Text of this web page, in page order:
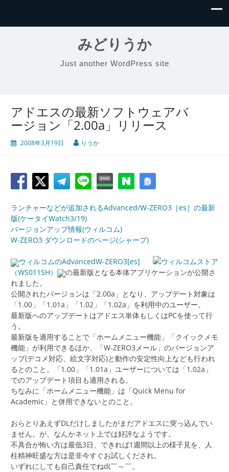
みどりうか
Just another WordPress site
アドエスの最新ソフトウェアバ
ージョン「2.00a」リリース
2008年3月19日 りうか
ランチャーなどが追加されるAdvanced/W-ZERO3［es］の最新
版(ケータイWatch3/19)
バージョンアップ情報(ウィルコム)
W-ZERO3 ダウンロードのページ(シャープ)
ウィルコムのAdvancedW-ZERO3[es]
（WS011SH）
の最新版となる本体アプリケーションが公開さ
れました。
公開されたバージョンは「2.00a」となり、アップデート対象は
「1.00」「1.01a」「1.02」「1.02a」を利用中のユーザー。
最新版へのアップデートはアドエス単体もしくはPCを使って行
う。
最新版を適用することで「ホームメニュー機能」「クイックメモ
機能」が利用できるほか、「W-ZERO3メール」のバージョンア
ップ(デコメ対応、絵文字対応)と動作の安定性向上なども行われ
るとのこと。「1.00」「1.01a」ユーザーについては「1.02a」
でのアップデート項目も適用される。
ちなみに「ホームメニュー機能」は「Quick Menu for
Academic」と併用できないとのこと。
おらとりあえずDLだけしましたがまだアドエスに突っ込んでい
ません。が、なんかネット上では好評なようです。
不具合が怖い方は最低3日、できれば1週間以上の様子見を、人
柱精神旺盛な方は是非今すぐお試しくだされ。
いずれにしても自己責任でねd(￣～￣。